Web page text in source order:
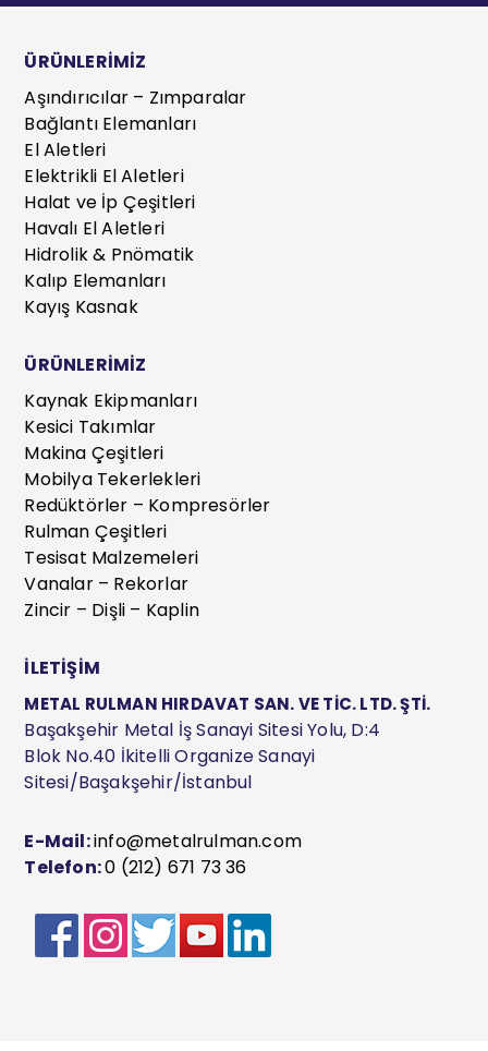
ÜRÜNLERİMİZ
Aşındırıcılar – Zımparalar
Bağlantı Elemanları
El Aletleri
Elektrikli El Aletleri
Halat ve İp Çeşitleri
Havalı El Aletleri
Hidrolik & Pnömatik
Kalıp Elemanları
Kayış Kasnak
ÜRÜNLERİMİZ
Kaynak Ekipmanları
Kesici Takımlar
Makina Çeşitleri
Mobilya Tekerlekleri
Redüktörler – Kompresörler
Rulman Çeşitleri
Tesisat Malzemeleri
Vanalar – Rekorlar
Zincir – Dişli – Kaplin
İLETİŞİM
METAL RULMAN HIRDAVAT SAN. VE TİC. LTD. ŞTİ.
Başakşehir Metal İş Sanayi Sitesi Yolu, D:4
Blok No.40 İkitelli Organize Sanayi
Sitesi/Başakşehir/İstanbul
E-Mail:info@metalrulman.com
Telefon:0 (212) 671 73 36